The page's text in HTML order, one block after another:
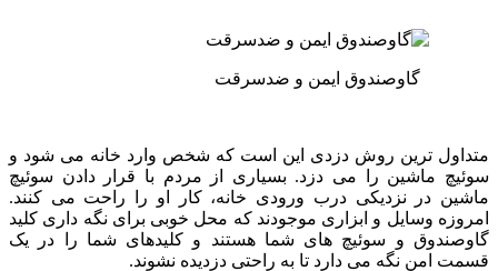
گاوصندوق ایمن و ضدسرقت
متداول ترین روش دزدی این است که شخص وارد خانه می شود و
سوئیچ ماشین را می دزد. بسیاری از مردم با قرار دادن سوئیچ
ماشین در نزدیکی درب ورودی خانه، کار او را راحت می کنند.
امروزه وسایل و ابزاری موجودند که محل خوبی برای نگه داری کلید
گاوصندوق و سوئیچ های شما هستند و کلیدهای شما را در یک
قسمت امن نگه می دارد تا به راحتی دزدیده نشوند.